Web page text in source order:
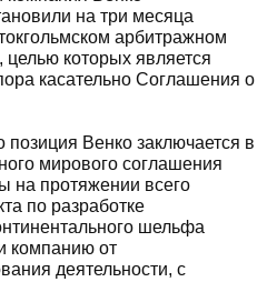
на три месяца
арбитражном
которых является
касательно Соглашения о
Венко заключается в
мирового соглашения
на протяжении всего
по разработке
шельфа
компанию от
деятельности, с